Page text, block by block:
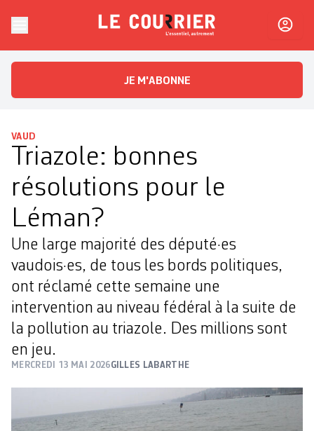
Le CourrierL'essentiel, autrement
JE M'ABONNE
VAUD
Triazole: bonnes
résolutions pour le
Léman?
Une large majorité des député·es
vaudois·es, de tous les bords politiques,
ont réclamé cette semaine une
intervention au niveau fédéral à la suite de
la pollution au triazole. Des millions sont
en jeu.
MERCREDI 13 MAI 2026GILLES LABARTHE